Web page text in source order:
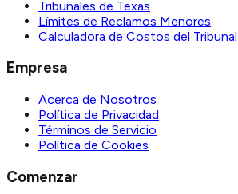
Tribunales de Texas
Límites de Reclamos Menores
Calculadora de Costos del Tribunal
Empresa
Acerca de Nosotros
Política de Privacidad
Términos de Servicio
Política de Cookies
Comenzar